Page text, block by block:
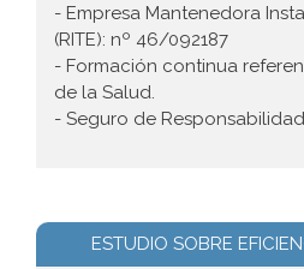
- Empresa Mantenedora
(RITE): nº 46/092187
- Formación continua
de la Salud.
- Seguro de
ESTUDIO SOBRE